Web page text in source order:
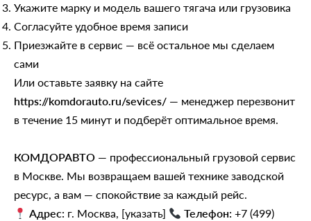
Укажите марку и модель вашего тягача или грузовика
Согласуйте удобное время записи
Приезжайте в сервис — всё остальное мы сделаем
сами
Или оставьте заявку на сайте
https://komdorauto.ru/sevices/ — менеджер перезвонит
в течение 15 минут и подберёт оптимальное время.
КОМДОРАВТО — профессиональный грузовой сервис
в Москве. Мы возвращаем вашей технике заводской
ресурс, а вам — спокойствие за каждый рейс.
Адрес: г. Москва, [указать] Телефон: +7 (499)